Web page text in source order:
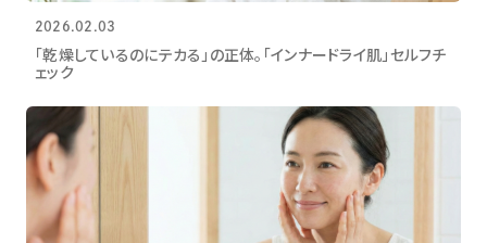
2026.02.03
「乾燥しているのにテカる」の正体。「インナードライ肌」セルフチ
ェック